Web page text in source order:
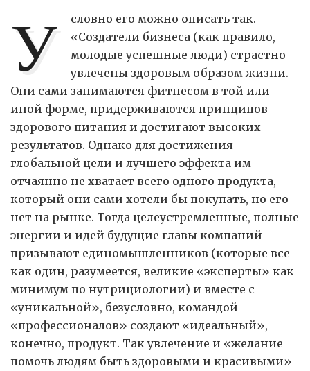
У
словно его можно описать так.
«Создатели бизнеса (как правило,
молодые успешные люди) страстно
увлечены здоровым образом жизни.
Они сами занимаются фитнесом в той или
иной форме, придерживаются принципов
здорового питания и достигают высоких
результатов. Однако для достижения
глобальной цели и лучшего эффекта им
отчаянно не хватает всего одного продукта,
который они сами хотели бы покупать, но его
нет на рынке. Тогда целеустремленные, полные
энергии и идей будущие главы компаний
призывают единомышленников (которые все
как один, разумеется, великие «эксперты» как
минимум по нутрициологии) и вместе с
«уникальной», безусловно, командой
«профессионалов» создают «идеальный»,
конечно, продукт. Так увлечение и «желание
помочь людям быть здоровыми и красивыми»